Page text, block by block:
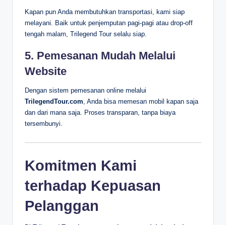
Kapan pun Anda membutuhkan transportasi, kami siap
melayani. Baik untuk penjemputan pagi-pagi atau drop-off
tengah malam, Trilegend Tour selalu siap.
5. Pemesanan Mudah Melalui
Website
Dengan sistem pemesanan online melalui
TrilegendTour.com, Anda bisa memesan mobil kapan saja
dan dari mana saja. Proses transparan, tanpa biaya
tersembunyi.
Komitmen Kami
terhadap Kepuasan
Pelanggan